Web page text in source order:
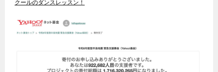
クールのダンスレッスン！